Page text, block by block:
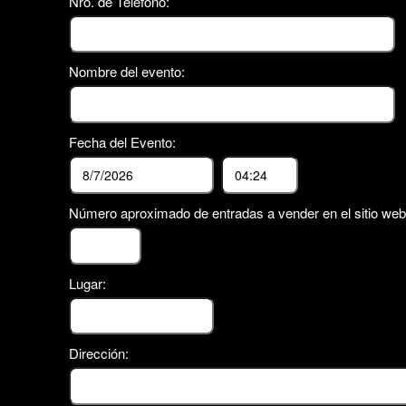
Nombre del evento:
Fecha del Evento:
Número aproximado de entradas a vender en el sitio
Lugar:
Dirección: